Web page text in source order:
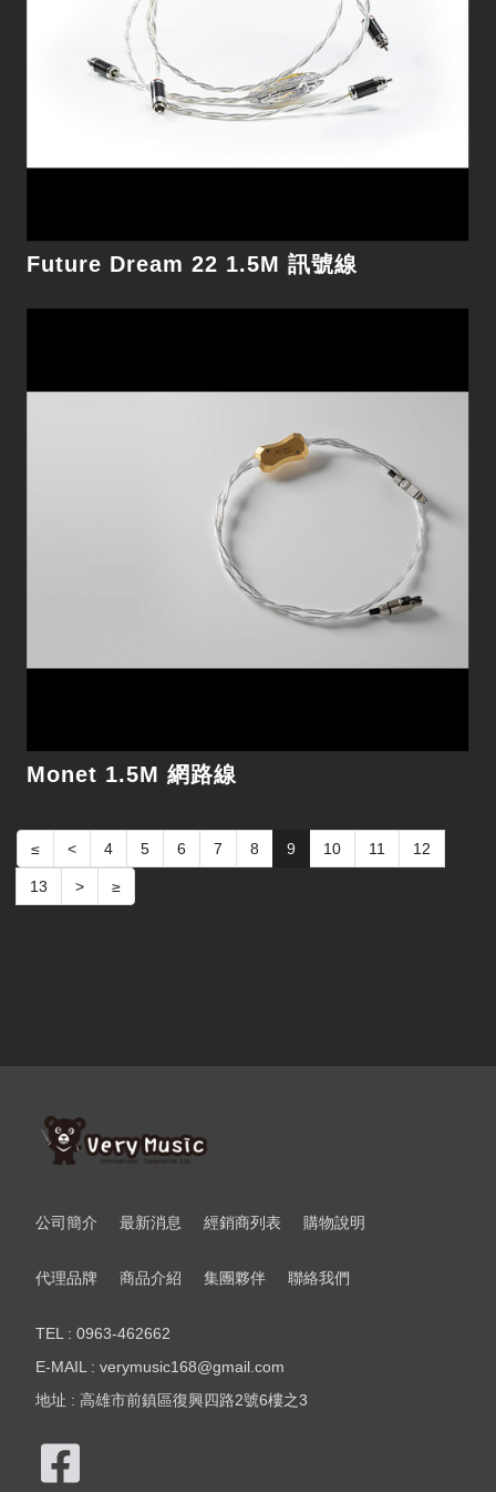
Future Dream 22 1.5M 訊號線
Monet 1.5M 網路線
≤ < 4 5 6 7 8 9 10 11 12
13 > ≥
公司簡介 最新消息 經銷商列表 購物說明
代理品牌 商品介紹 集團夥伴 聯絡我們
TEL : 0963-462662
E-MAIL : verymusic168@gmail.com
地址 : 高雄市前鎮區復興四路2號6樓之3